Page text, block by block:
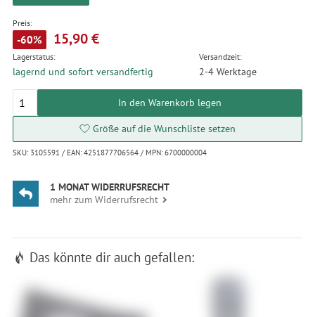
Preis:
-60% 15,90 €
Lagerstatus:
lagernd und sofort versandfertig
Versandzeit:
2-4 Werktage
In den Warenkorb legen
Größe auf die Wunschliste setzen
SKU: 3105591 / EAN: 4251877706564 / MPN: 6700000004
1 MONAT WIDERRUFSRECHT
mehr zum Widerrufsrecht
Das könnte dir auch gefallen: